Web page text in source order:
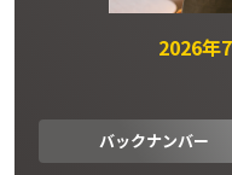
2026年
バックナンバー